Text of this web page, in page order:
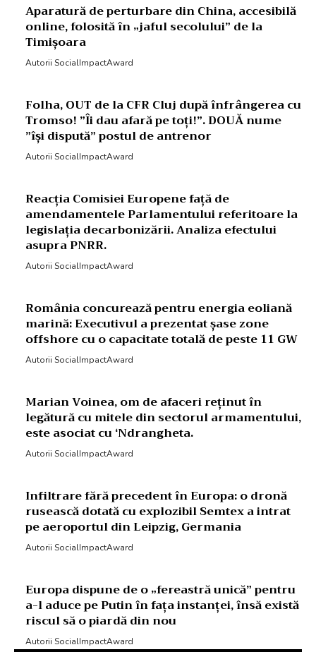
Aparatură de perturbare din China, accesibilă
online, folosită în „jaful secolului” de la
Timișoara
Autorii SocialImpactAward
Folha, OUT de la CFR Cluj după înfrângerea cu
Tromso! ”Îi dau afară pe toți!”. DOUĂ nume
”își dispută” postul de antrenor
Autorii SocialImpactAward
Reacția Comisiei Europene față de
amendamentele Parlamentului referitoare la
legislația decarbonizării. Analiza efectului
asupra PNRR.
Autorii SocialImpactAward
România concurează pentru energia eoliană
marină: Executivul a prezentat șase zone
offshore cu o capacitate totală de peste 11 GW
Autorii SocialImpactAward
Marian Voinea, om de afaceri reținut în
legătură cu mitele din sectorul armamentului,
este asociat cu ‘Ndrangheta.
Autorii SocialImpactAward
Infiltrare fără precedent în Europa: o dronă
rusească dotată cu explozibil Semtex a intrat
pe aeroportul din Leipzig, Germania
Autorii SocialImpactAward
Europa dispune de o „fereastră unică” pentru
a-l aduce pe Putin în fața instanței, însă există
riscul să o piardă din nou
Autorii SocialImpactAward